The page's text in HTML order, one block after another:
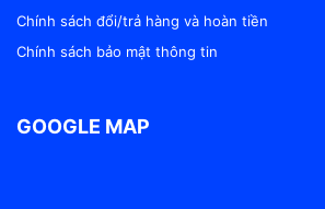
Chính sách đổi/trả hàng và hoàn tiền
Chính sách bảo mật thông tin
GOOGLE MAP